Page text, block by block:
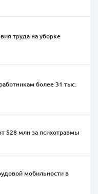
труда на уборке
более 31 тыс.
$28 млн за психотравмы
мобильности в